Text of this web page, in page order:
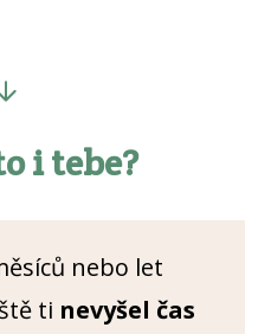
i tebe?
nebo let
ti nevyšel čas